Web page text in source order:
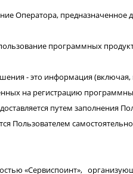
Оператора, предназначенное
программных
- это информация
на регистрацию
путем заполнения
Пользователем
«Сервиспоинт»,